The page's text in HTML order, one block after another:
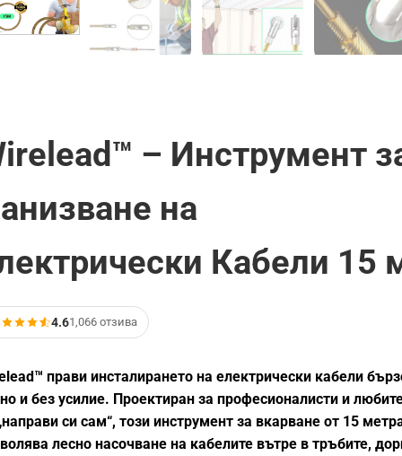
– Инструмент
на
Кабели 15
4.61,066 отзива
прави инсталирането на електрически кабели
и без усилие. Проектиран за професионалисти и
си сам“, този инструмент за вкарване от 15
лесно насочване на кабелите вътре в тръбите,